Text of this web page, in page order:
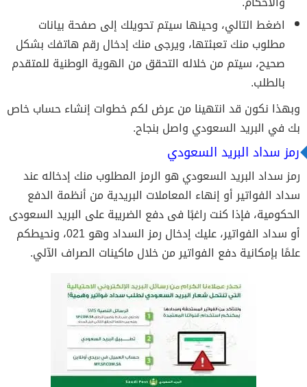
اضغط التالي، وحينها سيتم تحويلك إلى صفحة بيانات
مطلوب منك تعبئتها، ويرجى منك إدخال رقم هاتفك بشكل
صحيح، سيتم من خلاله التحقق من الهوية الوطنية للمتقدم
بالطلب.
وبهذا نكون قد انتهينا من عرض لكم خطوات إنشاء حساب خاص
بك في البريد السعودي واصل بنجاح.
رمز سداد البريد السعودي
رمز سداد البريد السعودي هو الرمز المطلوب منك إدخاله عند
سداد الفواتير أو إنهاء المعاملات البريدية من أنظمة الدفع
الحكومية، فإذا كنت راغبًا فى دفع الضريبة على البريد السعودى
أو سداد الفواتير، عليك إدخال رمز السداد وهو 021، ونحيطكم
علمًا بإمكانية دفع الفواتير من خلال ماكينات الصراف الآلي.